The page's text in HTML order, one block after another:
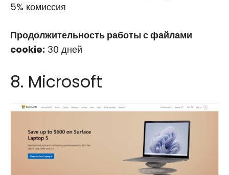
5% комиссия
Продолжительность работы с файлами
cookie: 30 дней
8. Microsoft